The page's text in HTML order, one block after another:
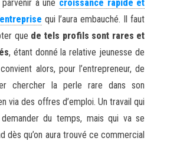
à une croissance rapide et
qui l’aura embauché. Il faut
que de tels profils sont rares et
, étant donné la relative jeunesse de
alors, pour l’entrepreneur, de
chercher la perle rare dans son
via des offres d’emploi. Un travail qui
du temps, mais qui va se
dès qu’on aura trouvé ce commercial